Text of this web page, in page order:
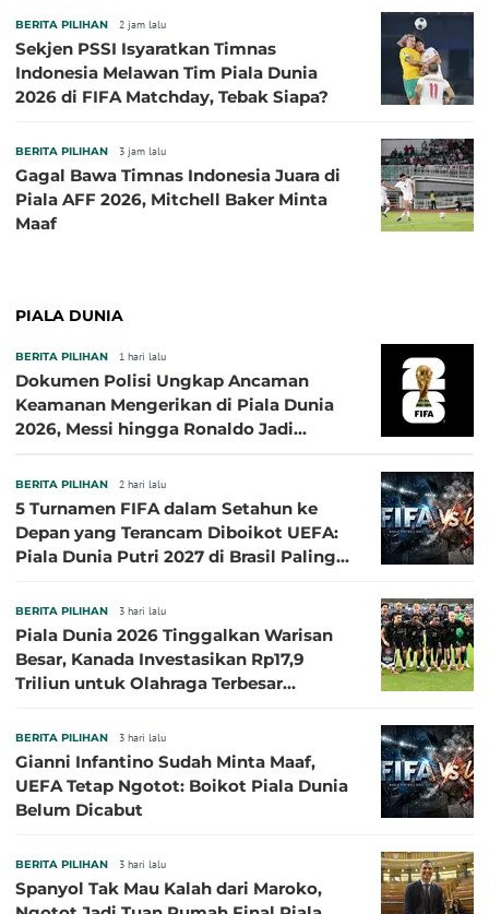
BERITA PILIHAN 2 jam lalu
Sekjen PSSI Isyaratkan Timnas
Indonesia Melawan Tim Piala Dunia
2026 di FIFA Matchday, Tebak Siapa?
BERITA PILIHAN 3 jam lalu
Gagal Bawa Timnas Indonesia Juara di
Piala AFF 2026, Mitchell Baker Minta
Maaf
PIALA DUNIA
BERITA PILIHAN 1 hari lalu
Dokumen Polisi Ungkap Ancaman
Keamanan Mengerikan di Piala Dunia
2026, Messi hingga Ronaldo Jadi
BERITA PILIHAN 2 hari lalu
5 Turnamen FIFA dalam Setahun ke
Depan yang Terancam Diboikot UEFA:
Piala Dunia Putri 2027 di Brasil Paling
BERITA PILIHAN 3 hari lalu
Piala Dunia 2026 Tinggalkan Warisan
Besar, Kanada Investasikan Rp17,9
Triliun untuk Olahraga Terbesar
BERITA PILIHAN 3 hari lalu
Gianni Infantino Sudah Minta Maaf,
UEFA Tetap Ngotot: Boikot Piala Dunia
Belum Dicabut
BERITA PILIHAN 3 hari lalu
Spanyol Tak Mau Kalah dari Maroko,